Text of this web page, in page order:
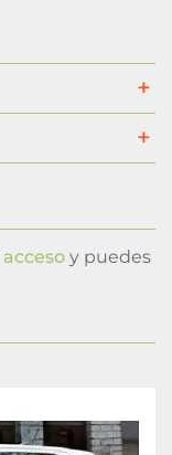
acceso y puedes